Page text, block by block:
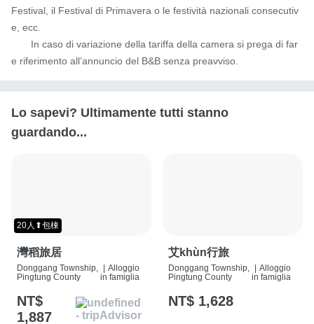
Festival, il Festival di Primavera o le festività nazionali consecutiv
e, ecc.
e riferimento all’annuncio del B&B senza preavviso.
Lo sapevi? Ultimamente tutti stanno
guardando...
20人⬆包棟
灣稻旅居
Donggang Township,
Pingtung County
Alloggio
in famiglia
NT$
1,887
艾khùn行旅
Donggang Township,
Pingtung County
Alloggio
in famiglia
NT$ 1,628